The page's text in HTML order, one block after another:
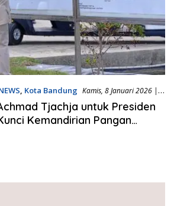
, Kota Bandung Kamis, 8 Januari 2026 |
Tjachja untuk Presiden
Kemandirian Pangan